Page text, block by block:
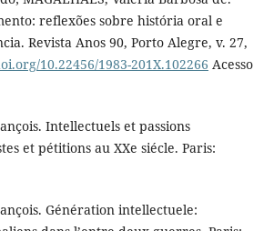
reflexões sobre história oral e
Revista Anos 90, Porto Alegre, v. 27,
10.22456/1983-201X.102266 Acesso
Intellectuels et passions
et pétitions au XXe siécle. Paris:
Génération intellectuele: